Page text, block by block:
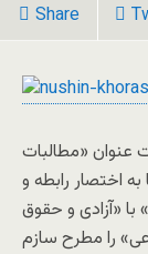
Share
«مطالبات
تلاش کردم تا به اختصار رابطه و
با «آزادی و حقوق